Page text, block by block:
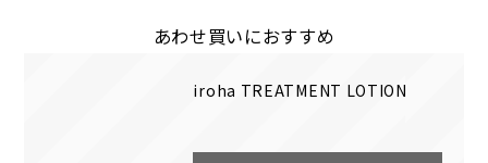
あわせ買いにおすすめ
iroha TREATMENT LOTION